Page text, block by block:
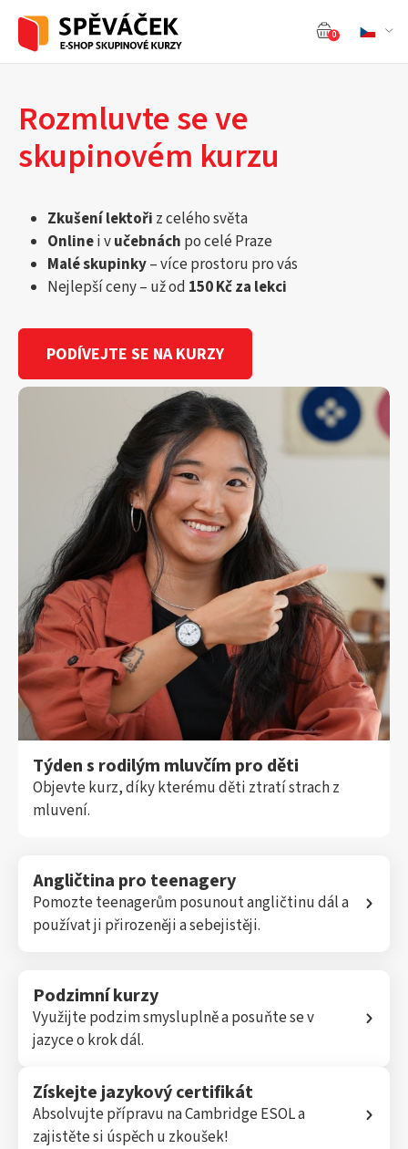
0
Rozmluvte se ve
skupinovém kurzu
Zkušení lektoři z celého světa
Onlinei vučebnách po celé Praze
Malé skupinky– více prostoru pro vás
Nejlepší ceny – už od 150 Kč za lekci
PODÍVEJTE SE NA KURZY
Týden s rodilým mluvčím pro děti
Objevte kurz, díky kterému děti ztratí strach z
mluvení.
Angličtina pro teenagery
Pomozte teenagerům posunout angličtinu dál a
používat ji přirozeněji a sebejistěji.
Podzimní kurzy
Využijte podzim smysluplně a posuňte se v
jazyce o krok dál.
Získejte jazykový certifikát
Absolvujte přípravu na Cambridge ESOL a
zajistěte si úspěch u zkoušek!